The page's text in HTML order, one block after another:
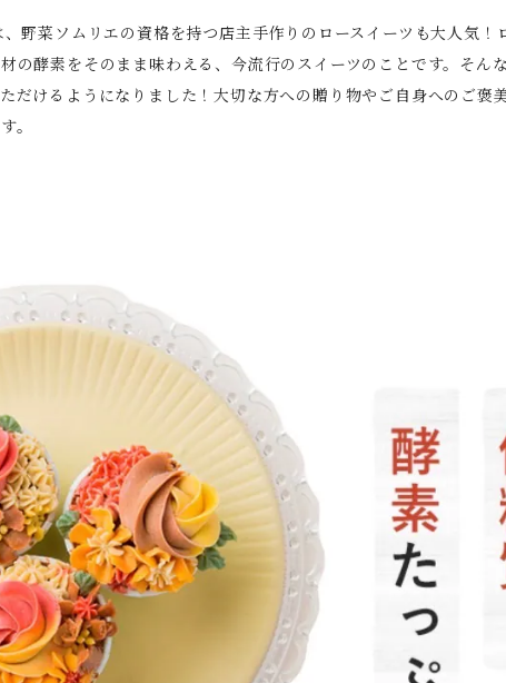
菜ソムリエの資格を持つ店主手作りのロースイーツも大人気！
の酵素をそのまま味わえる、今流行のスイーツのことです。そん
だけるようになりました！大切な方への贈り物やご自身へのご褒
。